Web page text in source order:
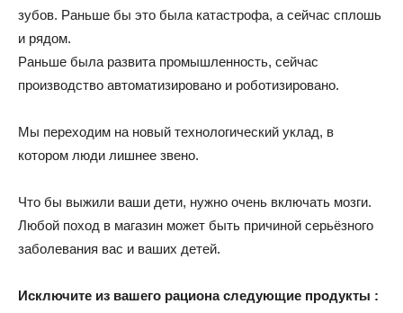
зубов. Раньше бы это была катастрофа, а сейчас сплошь
и рядом.
Раньше была развита промышленность, сейчас
производство автоматизировано и роботизировано.
Мы переходим на новый технологический уклад, в
котором люди лишнее звено.
Что бы выжили ваши дети, нужно очень включать мозги.
Любой поход в магазин может быть причиной серьёзного
заболевания вас и ваших детей.
Исключите из вашего рациона следующие продукты :